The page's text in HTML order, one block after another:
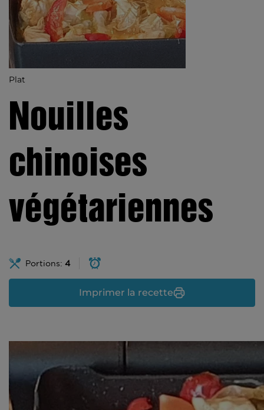
Plat
Nouilles
chinoises
végétariennes
Portions: 4
Imprimer la recette